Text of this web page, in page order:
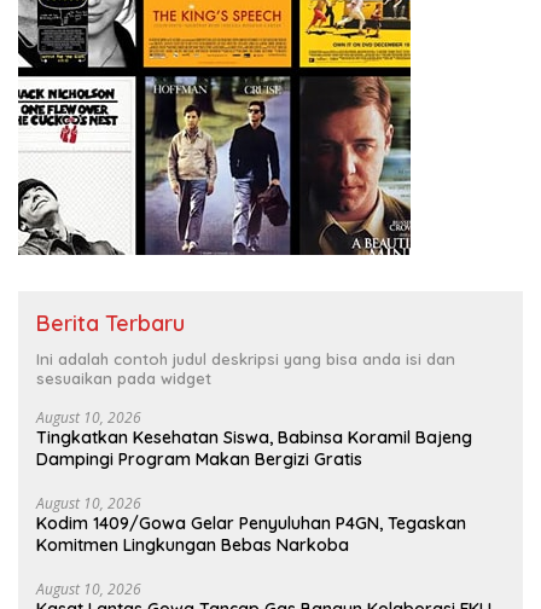
Berita Terbaru
Ini adalah contoh judul deskripsi yang bisa anda isi dan
sesuaikan pada widget
August 10, 2026
Tingkatkan Kesehatan Siswa, Babinsa Koramil Bajeng
Dampingi Program Makan Bergizi Gratis
August 10, 2026
Kodim 1409/Gowa Gelar Penyuluhan P4GN, Tegaskan
Komitmen Lingkungan Bebas Narkoba
August 10, 2026